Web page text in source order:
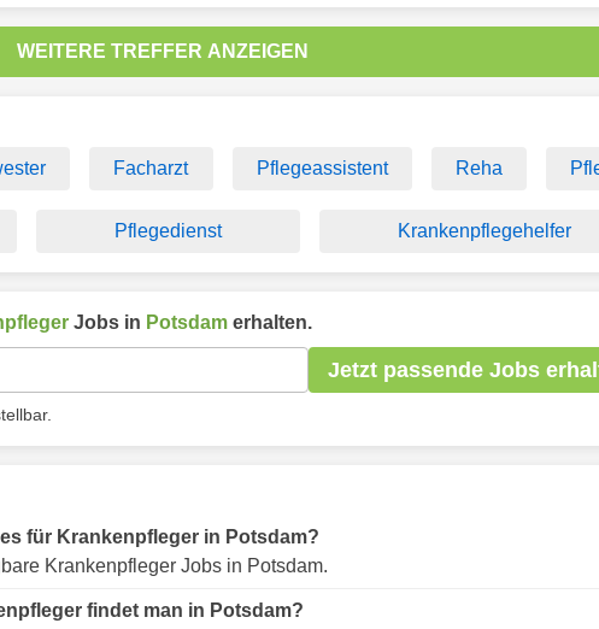
WEITERE TREFFER ANZEIGEN
Facharzt Pflegeassistent Reha
Pflegedienst Krankenpflegehelfer
Jobs in Potsdam erhalten.
Jetzt passende Jobs
für Krankenpfleger in Potsdam?
Krankenpfleger Jobs in Potsdam.
findet man in Potsdam?